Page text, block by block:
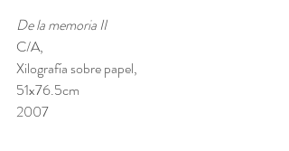
De la memoria II
C/A,
Xilografía sobre papel,
51x76.5cm
2007